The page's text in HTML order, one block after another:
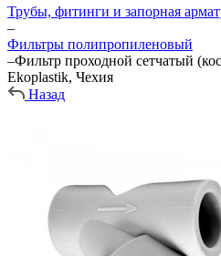
Трубы, фитинги и запорная
–
Фильтры полипропиленовый
–Фильтр проходной сетчатый
Ekoplastik, Чехия
Назад